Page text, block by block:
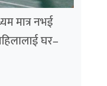
मात्र नभई
घर–